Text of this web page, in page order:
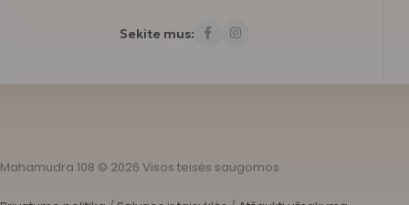
Sekite mus:
Mahamudra 108 © 2026 Visos teisės saugomos.